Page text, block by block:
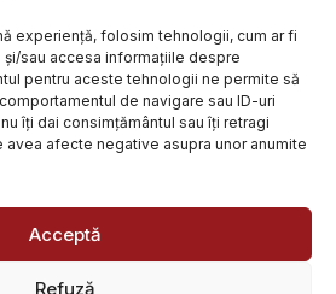
experiență, folosim tehnologii, cum ar fi
sau accesa informațiile despre
pentru aceste tehnologii ne permite să
de navigare sau ID-uri
îți dai consimțământul sau îți retragi
avea afecte negative asupra unor anumite
Acceptă
Refuză
drepturile rezervate. Site creat de